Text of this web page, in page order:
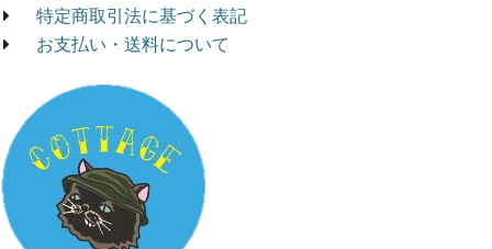
特定商取引法に基づく表記
お支払い・送料について